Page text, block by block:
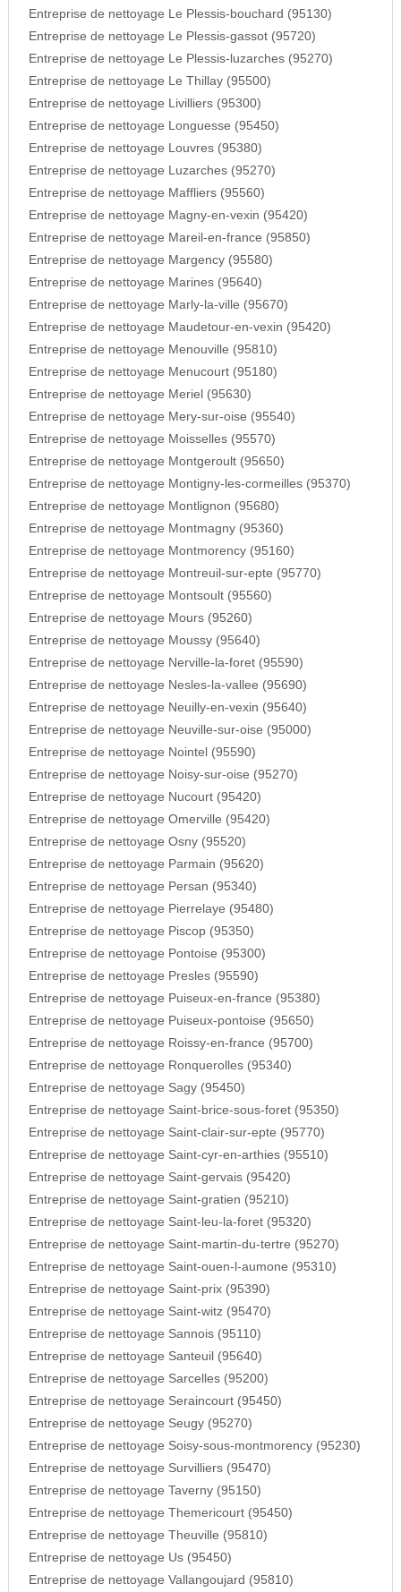
Entreprise de nettoyage Le Plessis-bouchard (95130)
Entreprise de nettoyage Le Plessis-gassot (95720)
Entreprise de nettoyage Le Plessis-luzarches (95270)
Entreprise de nettoyage Le Thillay (95500)
Entreprise de nettoyage Livilliers (95300)
Entreprise de nettoyage Longuesse (95450)
Entreprise de nettoyage Louvres (95380)
Entreprise de nettoyage Luzarches (95270)
Entreprise de nettoyage Maffliers (95560)
Entreprise de nettoyage Magny-en-vexin (95420)
Entreprise de nettoyage Mareil-en-france (95850)
Entreprise de nettoyage Margency (95580)
Entreprise de nettoyage Marines (95640)
Entreprise de nettoyage Marly-la-ville (95670)
Entreprise de nettoyage Maudetour-en-vexin (95420)
Entreprise de nettoyage Menouville (95810)
Entreprise de nettoyage Menucourt (95180)
Entreprise de nettoyage Meriel (95630)
Entreprise de nettoyage Mery-sur-oise (95540)
Entreprise de nettoyage Moisselles (95570)
Entreprise de nettoyage Montgeroult (95650)
Entreprise de nettoyage Montigny-les-cormeilles (95370)
Entreprise de nettoyage Montlignon (95680)
Entreprise de nettoyage Montmagny (95360)
Entreprise de nettoyage Montmorency (95160)
Entreprise de nettoyage Montreuil-sur-epte (95770)
Entreprise de nettoyage Montsoult (95560)
Entreprise de nettoyage Mours (95260)
Entreprise de nettoyage Moussy (95640)
Entreprise de nettoyage Nerville-la-foret (95590)
Entreprise de nettoyage Nesles-la-vallee (95690)
Entreprise de nettoyage Neuilly-en-vexin (95640)
Entreprise de nettoyage Neuville-sur-oise (95000)
Entreprise de nettoyage Nointel (95590)
Entreprise de nettoyage Noisy-sur-oise (95270)
Entreprise de nettoyage Nucourt (95420)
Entreprise de nettoyage Omerville (95420)
Entreprise de nettoyage Osny (95520)
Entreprise de nettoyage Parmain (95620)
Entreprise de nettoyage Persan (95340)
Entreprise de nettoyage Pierrelaye (95480)
Entreprise de nettoyage Piscop (95350)
Entreprise de nettoyage Pontoise (95300)
Entreprise de nettoyage Presles (95590)
Entreprise de nettoyage Puiseux-en-france (95380)
Entreprise de nettoyage Puiseux-pontoise (95650)
Entreprise de nettoyage Roissy-en-france (95700)
Entreprise de nettoyage Ronquerolles (95340)
Entreprise de nettoyage Sagy (95450)
Entreprise de nettoyage Saint-brice-sous-foret (95350)
Entreprise de nettoyage Saint-clair-sur-epte (95770)
Entreprise de nettoyage Saint-cyr-en-arthies (95510)
Entreprise de nettoyage Saint-gervais (95420)
Entreprise de nettoyage Saint-gratien (95210)
Entreprise de nettoyage Saint-leu-la-foret (95320)
Entreprise de nettoyage Saint-martin-du-tertre (95270)
Entreprise de nettoyage Saint-ouen-l-aumone (95310)
Entreprise de nettoyage Saint-prix (95390)
Entreprise de nettoyage Saint-witz (95470)
Entreprise de nettoyage Sannois (95110)
Entreprise de nettoyage Santeuil (95640)
Entreprise de nettoyage Sarcelles (95200)
Entreprise de nettoyage Seraincourt (95450)
Entreprise de nettoyage Seugy (95270)
Entreprise de nettoyage Soisy-sous-montmorency (95230)
Entreprise de nettoyage Survilliers (95470)
Entreprise de nettoyage Taverny (95150)
Entreprise de nettoyage Themericourt (95450)
Entreprise de nettoyage Theuville (95810)
Entreprise de nettoyage Us (95450)
Entreprise de nettoyage Vallangoujard (95810)